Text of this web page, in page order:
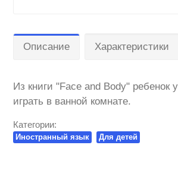
Описание Характеристики
Из книги "Face and Body" ребенок
играть в ванной комнате.
Категории:
Иностранный язык Для детей